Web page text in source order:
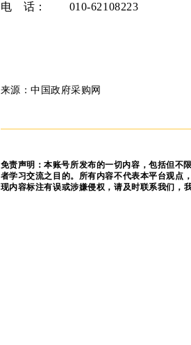
电 话： 010-62108223
来源：中国政府采购网
免责声明：本账号所发布的一切内容，包括但不
者学习交流之目的。所有内容不代表本平台观点
现内容标注有误或涉嫌侵权，请及时联系我们，